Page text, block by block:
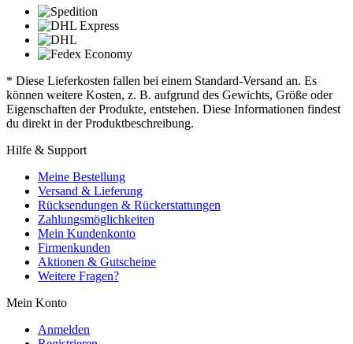
* Diese Lieferkosten fallen bei einem Standard-Versand an. Es
können weitere Kosten, z. B. aufgrund des Gewichts, Größe oder
Eigenschaften der Produkte, entstehen. Diese Informationen findest
du direkt in der Produktbeschreibung.
Hilfe & Support
Meine Bestellung
Versand & Lieferung
Rücksendungen & Rückerstattungen
Zahlungsmöglichkeiten
Mein Kundenkonto
Firmenkunden
Aktionen & Gutscheine
Weitere Fragen?
Mein Konto
Anmelden